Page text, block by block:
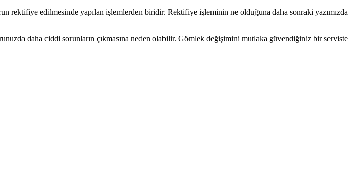
rektifiye edilmesinde yapılan işlemlerden biridir. Rektifiye işleminin ne olduğuna daha sonraki yazımızda
daha ciddi sorunların çıkmasına neden olabilir. Gömlek değişimini mutlaka güvendiğiniz bir serviste